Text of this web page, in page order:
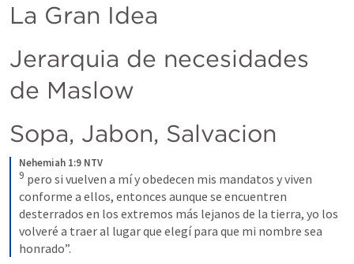
La Gran Idea
Jerarquia de necesidades
de Maslow
Sopa, Jabon, Salvacion
Nehemiah 1:9 NTV
9 pero si vuelven a mí y obedecen mis mandatos y viven
conforme a ellos, entonces aunque se encuentren
desterrados en los extremos más lejanos de la tierra, yo los
volveré a traer al lugar que elegí para que mi nombre sea
honrado”.